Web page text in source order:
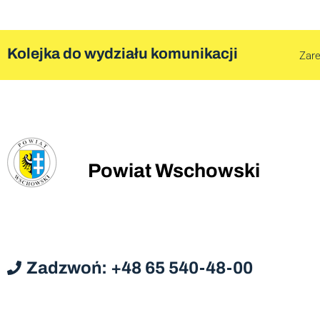
Kolejka do wydziału komunikacji
Powiat Wschowski
Zadzwoń: +48 65 540-48-00